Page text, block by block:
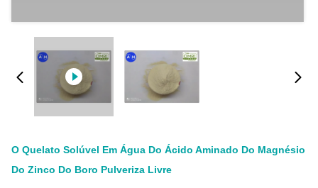
O Quelato Solúvel Em Água Do Ácido Aminado Do Magnésio
Do Zinco Do Boro Pulveriza Livre